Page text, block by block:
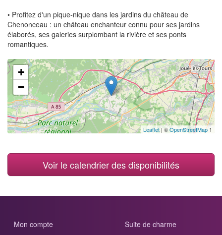
• Profitez d'un pique-nique dans les jardins du château de
Chenonceau : un château enchanteur connu pour ses jardins
élaborés, ses galeries surplombant la rivière et ses ponts
romantiques.
+
−
Leaflet | ©OpenStreetMap 1
Voir le calendrier des disponibilités
Mon compte
Suite de charme